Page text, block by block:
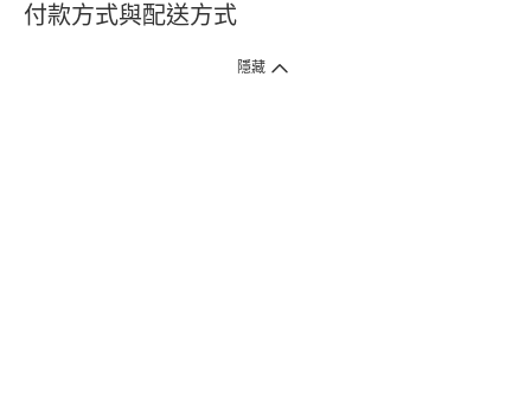
付款方式與配送方式
隱藏